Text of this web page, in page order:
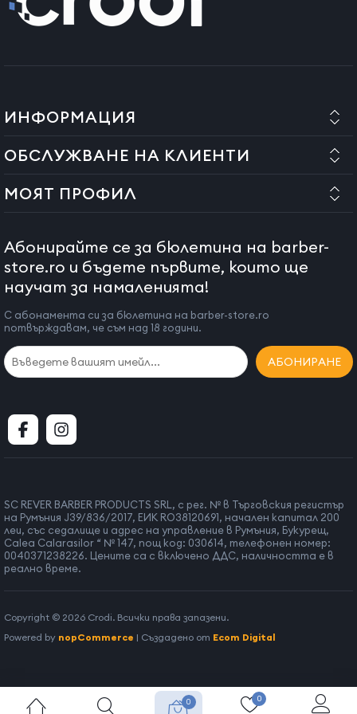
0
0
ИНФОРМАЦИЯ
ОБСЛУЖВАНЕ НА КЛИЕНТИ
МОЯТ ПРОФИЛ
Абонирайте се за бюлетина на barber-
store.ro и бъдете първите, които ще
научат за намаленията!
С абонамента си за бюлетина на barber-store.ro
потвърждавам, че съм над 18 години.
АБОНИРАНЕ
SC REVER BARBER PRODUCTS SRL, с рег. № в Търговския регистър
на Румъния J39/836/2017, ЕИК RO38120691, начален капитал 200
леи, със седалище и адрес на управление в Румъния, Букурещ,
Calea Calarasilor “ № 147, пощ код: 030614, телефонен номер:
0040371238226. Цените са с включено ДДС, наличността е в
реално време.
Copyright © 2026 Crodi. Всички права запазени.
Powered by nopCommerce | Създадено от Ecom Digital